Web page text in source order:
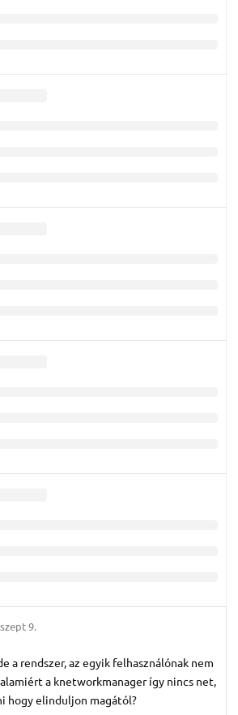
9.
a rendszer, az egyik felhasználónak nem
a knetworkmanager így nincs net,
hogy elinduljon magától?